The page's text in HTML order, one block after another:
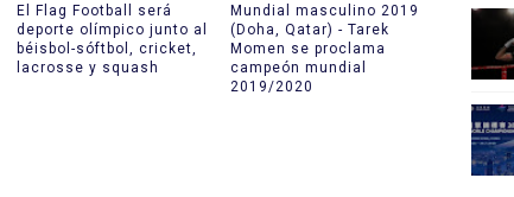
El Flag Football será
deporte olímpico junto al
béisbol-sóftbol, cricket,
lacrosse y squash
Mundial masculino 2019
(Doha, Qatar) - Tarek
Momen se proclama
campeón mundial
2019/2020